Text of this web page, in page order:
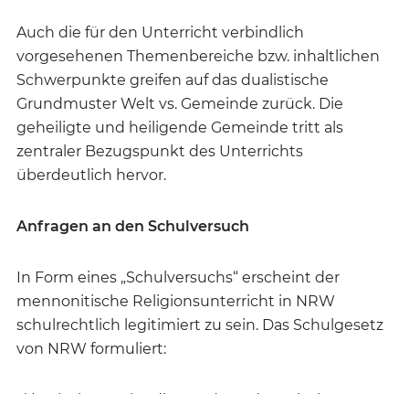
Auch die für den Unterricht verbindlich
vorgesehenen Themenbereiche bzw. inhaltlichen
Schwerpunkte greifen auf das dualistische
Grundmuster Welt vs. Gemeinde zurück. Die
geheiligte und heiligende Gemeinde tritt als
zentraler Bezugspunkt des Unterrichts
überdeutlich hervor.
Anfragen an den Schulversuch
In Form eines „Schulversuchs“ erscheint der
mennonitische Religionsunterricht in NRW
schulrechtlich legitimiert zu sein. Das Schulgesetz
von NRW formuliert: